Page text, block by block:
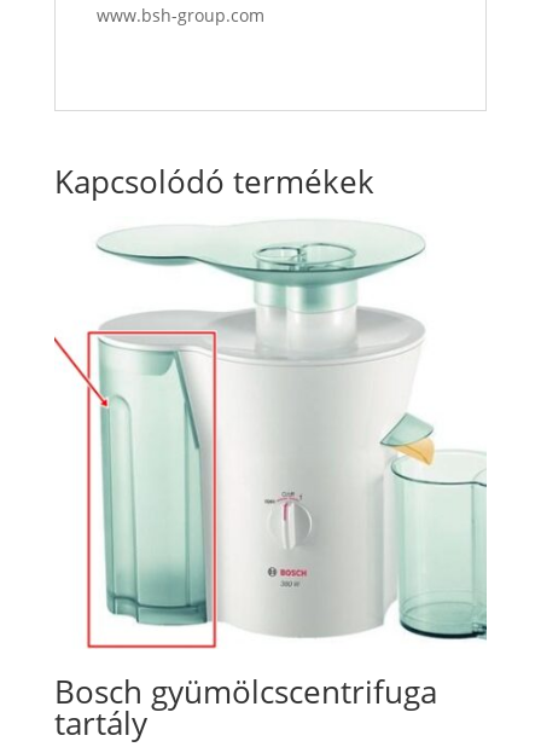
www.bsh-group.com
Kapcsolódó termékek
Bosch gyümölcscentrifuga
tartály